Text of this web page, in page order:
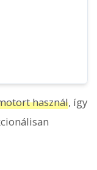
használ, így